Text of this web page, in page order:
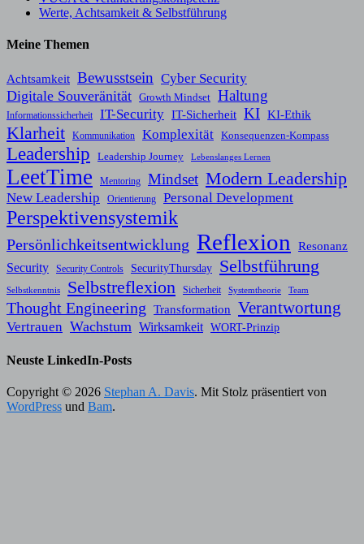
Werte, Achtsamkeit & Selbstführung
Meine Themen
Achtsamkeit Bewusstsein Cyber Security
Digitale Souveränität Growth Mindset Haltung
Informationssicherheit IT-Security IT-Sicherheit KI KI-Ethik
Klarheit Kommunikation Komplexität Konsequenzen-Kompass
Leadership Leadership Journey Lebenslanges Lernen
LeetTime Mentoring Mindset Modern Leadership
New Leadership Orientierung Personal Development
Perspektivensystemik
Persönlichkeitsentwicklung Reflexion
Resonanz
Security
Security Controls SecurityThursday Selbstführung
Selbstkenntnis Selbstreflexion Sicherheit Systemtheorie Team
Thought Engineering Transformation Verantwortung
Vertrauen Wachstum Wirksamkeit WORT-Prinzip
Neuste LinkedIn-Posts
Copyright © 2026 Stephan A. Davis. Mit Stolz präsentiert von
WordPress und Bam.